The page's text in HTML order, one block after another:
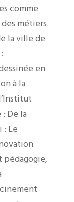
comme
métiers
la ville de
en
à la
De la
Le
pédagogie,